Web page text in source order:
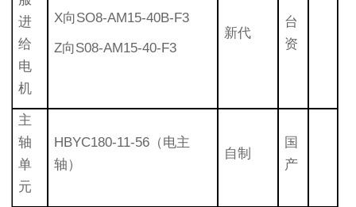
进
给
电
机
X向SO8-AM15-40B-F3
Z向S08-AM15-40-F3
新代
台
资
主
轴
单
元
HBYC180-11-56（电主
轴）
自制
国
产